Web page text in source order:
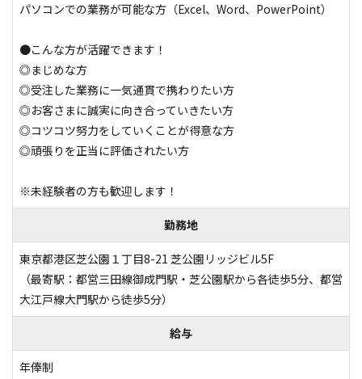
パソコンでの業務が可能な方（Excel、Word、PowerPoint）
●こんな方が活躍できます！
◎まじめな方
◎受注した業務に一気通貫で携わりたい方
◎お客さまに誠実に向き合っていきたい方
◎コツコツ努力をしていくことが得意な方
◎頑張りを正当に評価されたい方
※未経験者の方も歓迎します！
勤務地
東京都港区芝公園１丁目8-21 芝公園リッジビル5F
（最寄駅：都営三田線御成門駅・芝公園駅から各徒歩5分、都営
大江戸線大門駅から徒歩5分）
給与
年俸制